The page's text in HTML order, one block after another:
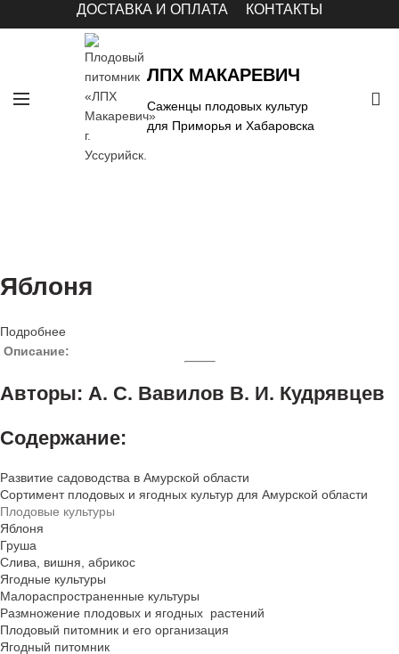
ДОСТАВКА И ОПЛАТА КОНТАКТЫ
ЛПХ МАКАРЕВИЧ
Саженцы плодовых культур
для Приморья и Хабаровска
Яблоня
Подробнее
Описание:
Авторы: А. С. Вавилов В. И. Кудрявцев
Содержание:
Развитие садоводства в Амурской области
Сортимент плодовых и ягодных культур для Амурской области
Плодовые культуры
Яблоня
Груша
Слива, вишня, абрикос
Ягодные культуры
Малораспространенные культуры
Размножение плодовых и ягодных растений
Плодовый питомник и его организация
Ягодный питомник